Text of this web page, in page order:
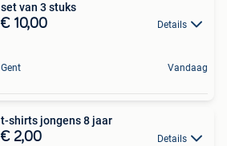
set van 3 stuks
€ 10,00 Details
Gent Vandaag
t-shirts jongens 8 jaar
€ 2,00 Details